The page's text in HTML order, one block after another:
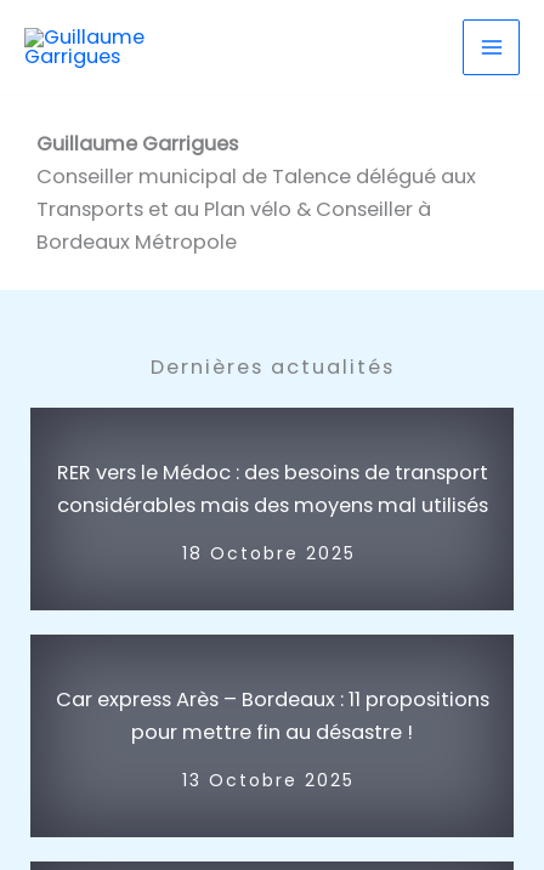
principal
Guillaume Garrigues
Conseiller municipal de Talence délégué aux
Transports et au Plan vélo & Conseiller à
Bordeaux Métropole
Dernières actualités
RER vers le Médoc : des besoins de transport
considérables mais des moyens mal utilisés
18 Octobre 2025
Car express Arès – Bordeaux : 11 propositions
pour mettre fin au désastre !
13 Octobre 2025